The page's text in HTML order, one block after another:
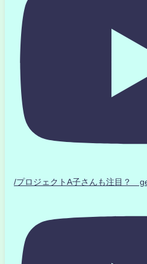
/プロジェクトA子さんも注目？